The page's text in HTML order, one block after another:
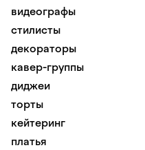
видеографы
стилисты
декораторы
кавер-группы
диджеи
торты
кейтеринг
платья